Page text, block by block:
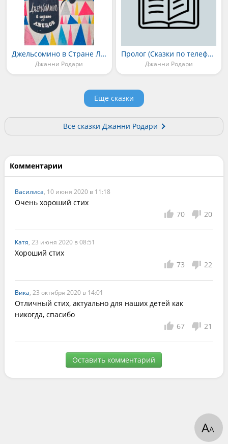
Джельсомино в Стране Лжецов
Джанни Родари
Пролог (Сказки по телефону)
Джанни Родари
Еще сказки
Все сказки Джанни Родари
Комментарии
Василиса, 10 июня 2020 в 11:18
Очень хороший стих
70
20
Катя, 23 июня 2020 в 08:51
Хороший стих
73
22
Вика, 23 октября 2020 в 14:01
Отличный стих, актуально для наших детей как
никогда, спасибо
67
21
Оставить комментарий
АА